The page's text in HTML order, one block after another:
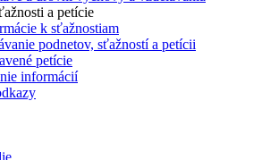
a petície
k sťažnostiam
podnetov, sťažností a petícii
petície
informácií